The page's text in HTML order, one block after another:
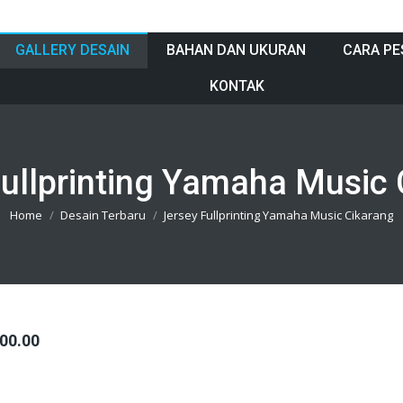
GALLERY DESAIN BAHAN DAN UKURAN CARA
KONTAK
Yamaha Music
You are here:
Home Desain Terbaru Jersey Fullprinting Yamaha Music Cikarang